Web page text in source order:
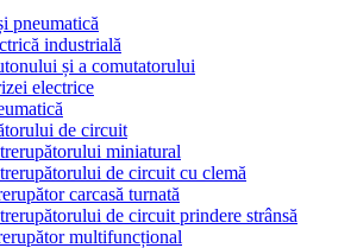
pneumatică
industrială
și a comutatorului
electrice
de circuit
miniatural
de circuit cu clemă
carcasă turnată
de circuit prindere strânsă
multifuncțional